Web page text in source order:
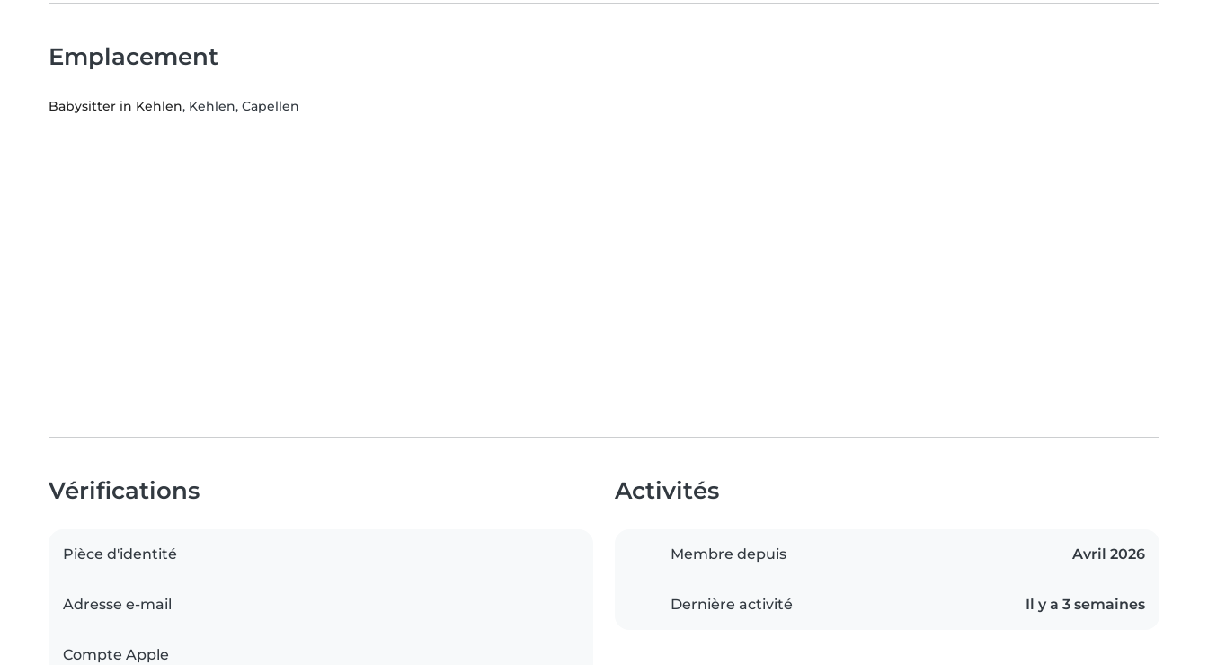
Emplacement
Babysitter in Kehlen, Kehlen, Capellen
Vérifications
Pièce d'identité
Adresse e-mail
Compte Apple
Activités
Membre depuis Avril 2026
Dernière activité Il y a 3 semaines